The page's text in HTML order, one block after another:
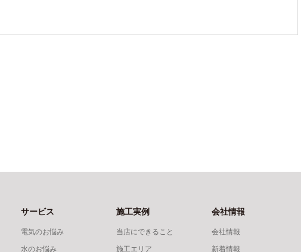
サービス
電気のお悩み
水のお悩み
施工実例
当店にできること
施工エリア
会社情報
会社情報
新着情報